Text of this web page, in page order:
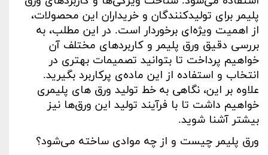
پلیمر برای تولیدکنندگان و خریداران این محصولات،
از اهمیت ویژه‌ای برخوردار است. در این مطلب، به
بررسی دقیق ورق پلیمر و کاربردهای مختلف آن
خواهیم پرداخت تا بتوانید تصمیمات بهتری در
انتخاب و استفاده از این ماده‌ی پرکاربرد بگیرید.
علاوه بر این، نگاهی به خط تولید ورق های پلیمری
خواهیم داشت تا با فرآیند تولید این ورق‌ها نیز
بیشتر آشنا شوید.
ورق پلیمر چیست و از چه موادی ساخته می‌شود؟